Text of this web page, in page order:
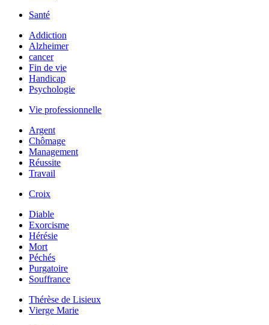
Santé
Addiction
Alzheimer
cancer
Fin de vie
Handicap
Psychologie
Vie professionnelle
Argent
Chômage
Management
Réussite
Travail
Croix
Diable
Exorcisme
Hérésie
Mort
Péchés
Purgatoire
Souffrance
Thérèse de Lisieux
Vierge Marie